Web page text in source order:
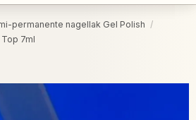
permanente nagellak Gel Polish
7ml